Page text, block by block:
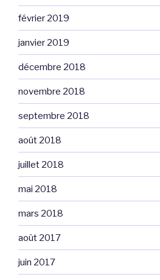
février 2019
janvier 2019
décembre 2018
novembre 2018
septembre 2018
août 2018
juillet 2018
mai 2018
mars 2018
août 2017
juin 2017